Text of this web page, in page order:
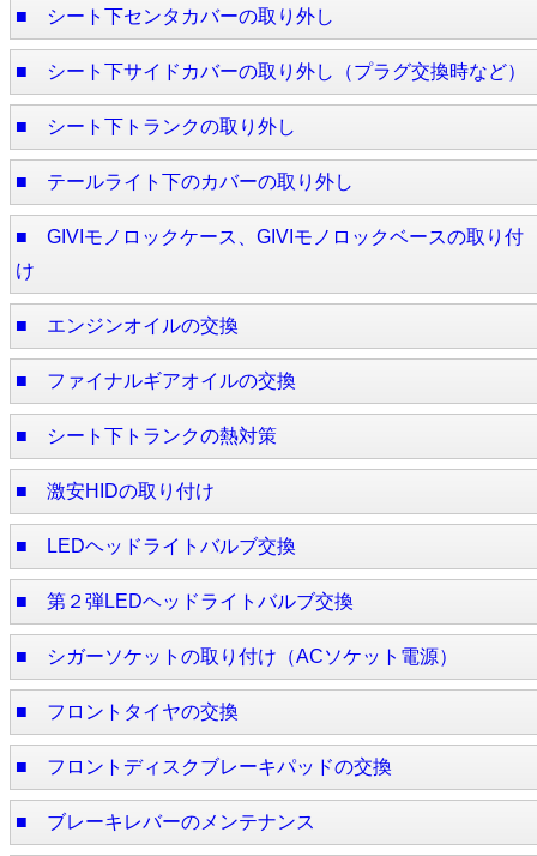
■ シート下センタカバーの取り外し
■ シート下サイドカバーの取り外し（プラグ交換時など）
■ シート下トランクの取り外し
■ テールライト下のカバーの取り外し
■ GIVIモノロックケース、GIVIモノロックベースの取り付
け
■ エンジンオイルの交換
■ ファイナルギアオイルの交換
■ シート下トランクの熱対策
■ 激安HIDの取り付け
■ LEDヘッドライトバルブ交換
■ 第２弾LEDヘッドライトバルブ交換
■ シガーソケットの取り付け（ACソケット電源）
■ フロントタイヤの交換
■ フロントディスクブレーキパッドの交換
■ ブレーキレバーのメンテナンス